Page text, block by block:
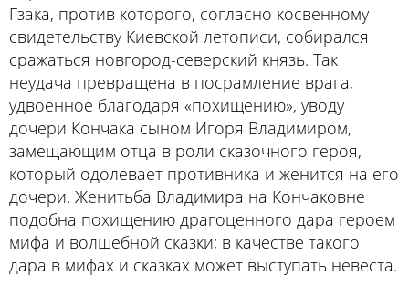
Гзака, против которого, согласно косвенному
свидетельству Киевской летописи, собирался
сражаться новгород-северский князь. Так
неудача превращена в посрамление врага,
удвоенное благодаря «похищению», уводу
дочери Кончака сыном Игоря Владимиром,
замещающим отца в роли сказочного героя,
который одолевает противника и женится на его
дочери. Женитьба Владимира на Кончаковне
подобна похищению драгоценного дара героем
мифа и волшебной сказки; в качестве такого
дара в мифах и сказках может выступать невеста.